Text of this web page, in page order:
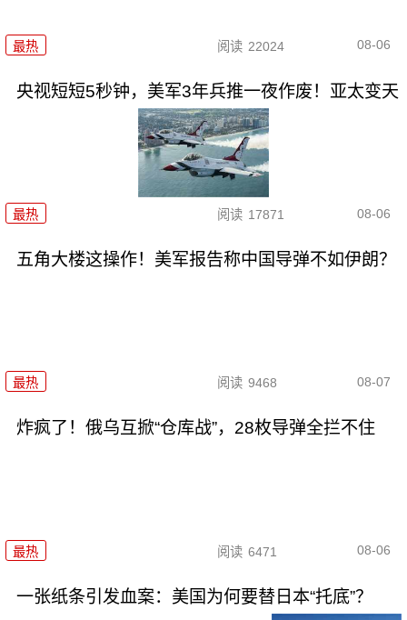
最热 阅读 22024 08-06
央视短短5秒钟，美军3年兵推一夜作废！亚太变天
最热 阅读 17871 08-06
五角大楼这操作！美军报告称中国导弹不如伊朗？
最热 阅读 9468 08-07
炸疯了！俄乌互掀“仓库战”，28枚导弹全拦不住
最热 阅读 6471 08-06
一张纸条引发血案：美国为何要替日本“托底”？